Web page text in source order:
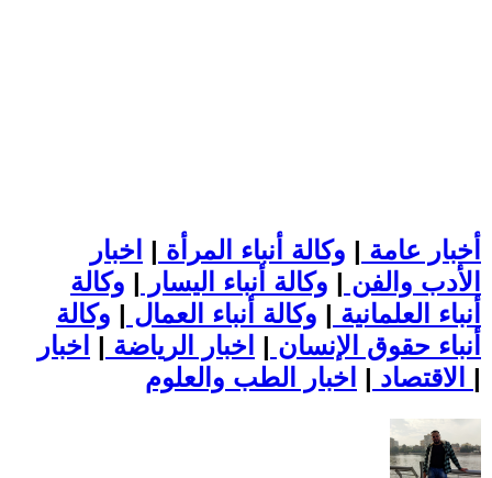
أخبار عامة | وكالة أنباء المرأة | اخبار
الأدب والفن | وكالة أنباء اليسار | وكالة
أنباء العلمانية | وكالة أنباء العمال | وكالة
أنباء حقوق الإنسان | اخبار الرياضة | اخبار
الاقتصاد | |